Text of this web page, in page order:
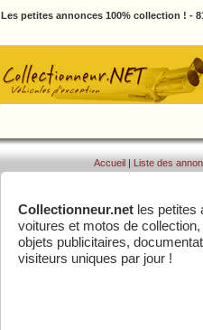
Les petites annonces 100% collection ! -
Accueil | Liste des
Collectionneur.net les petites
voitures et motos de
objets publicitaires,
visiteurs uniques par jour !